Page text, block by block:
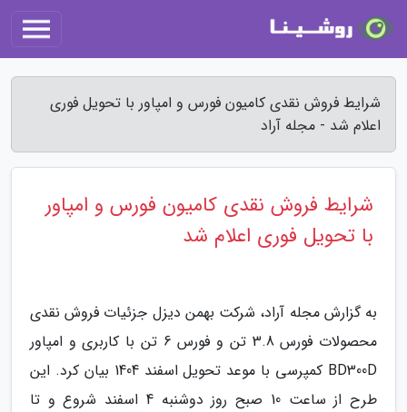
شرایط فروش نقدی کامیون فورس و امپاور با تحویل فوری
اعلام شد - مجله آراد
شرایط فروش نقدی کامیون فورس و امپاور
با تحویل فوری اعلام شد
به گزارش مجله آراد، شرکت بهمن دیزل جزئیات فروش نقدی
محصولات فورس 3.8 تن و فورس 6 تن با کاربری و امپاور
BD300D کمپرسی با موعد تحویل اسفند 1404 بیان کرد. این
طرح از ساعت 10 صبح روز دوشنبه 4 اسفند شروع و تا